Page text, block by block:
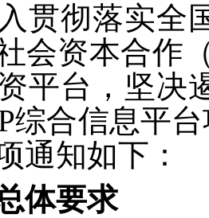
彻落实全国
会资本合作
平台，坚决
综合信息平
通知如下：
体要求